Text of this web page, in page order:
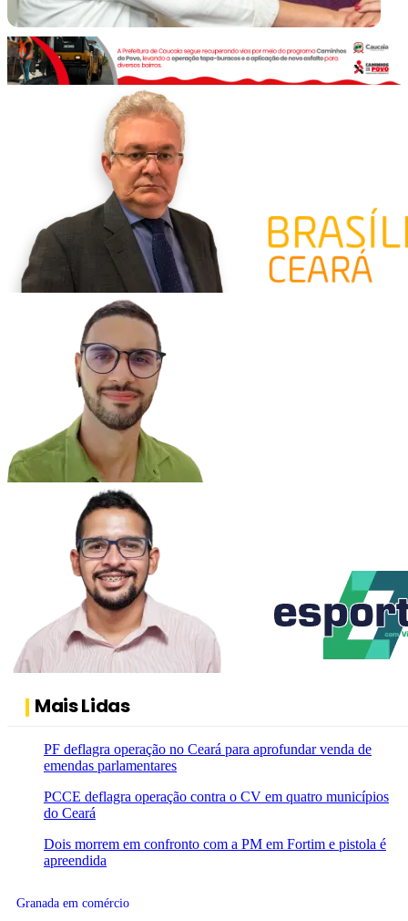
Mais Lidas
PF deflagra operação no Ceará para aprofundar venda de
emendas parlamentares
PCCE deflagra operação contra o CV em quatro municípios
do Ceará
Dois morrem em confronto com a PM em Fortim e pistola é
apreendida
Granada em comércio